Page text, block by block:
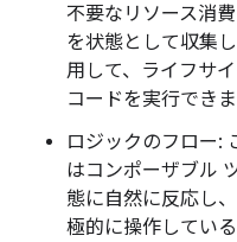
不要なリソース消
を状態として収集し
用して、ライフサ
コードを実行できま
ロジックのフロー:
はコンポーザブル
態に自然に反応し
極的に操作してい